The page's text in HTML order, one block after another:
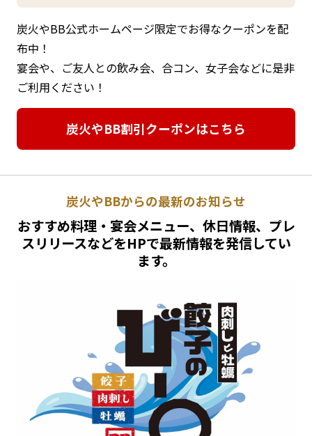
炭火やBB公式ホームページ限定でお得なクーポンを配
布中！
宴会や、ご友人との飲み会、合コン、女子会などに是非
ご利用ください！
炭火やBB割引クーポンはこちら
炭火やBBからの最新のお知らせ
おすすめ料理・宴会メニュー、休日情報、プレ
スリリースなどをHPで最新情報を発信してい
ます。